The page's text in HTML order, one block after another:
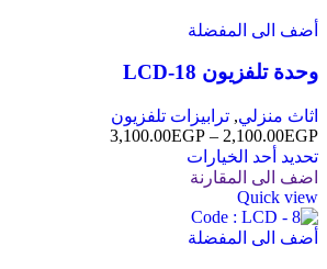
أضف الى المفضلة
وحدة تلفزيون LCD-18
اثاث منزلي, ترابيزات تلفزيون
2,100.00EGP
–
3,100.00EGP
تحديد أحد الخيارات
اضف الى المقارنة
Quick view
أضف الى المفضلة